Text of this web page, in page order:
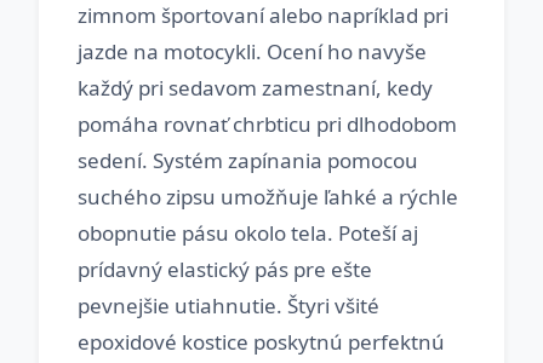
zimnom športovaní alebo napríklad pri
jazde na motocykli. Ocení ho navyše
každý pri sedavom zamestnaní, kedy
pomáha rovnať chrbticu pri dlhodobom
sedení. Systém zapínania pomocou
suchého zipsu umožňuje ľahké a rýchle
obopnutie pásu okolo tela. Poteší aj
prídavný elastický pás pre ešte
pevnejšie utiahnutie. Štyri všité
epoxidové kostice poskytnú perfektnú